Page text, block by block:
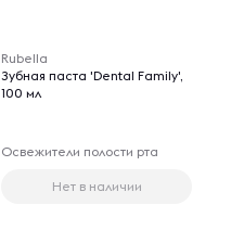
Rubella
Зубная паста 'Dental Family',
100 мл
Освежители полости рта
Нет в наличии